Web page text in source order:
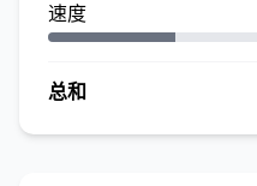
速度
总和